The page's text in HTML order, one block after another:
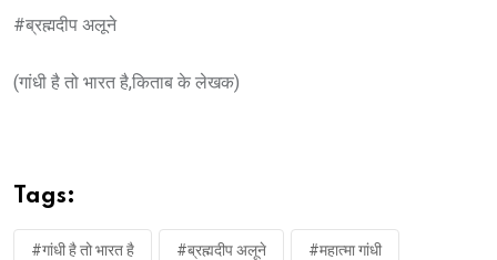
#ब्रह्मदीप अलूने
(गांधी है तो भारत है,किताब के लेखक)
Tags:
#गांधी है तो भारत है #ब्रह्मदीप अलूने #महात्मा गांधी